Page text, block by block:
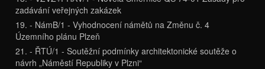
zadávání veřejných zakázek
19. - NámB/1 - Vyhodnocení námětů na Změnu č. 4
Územního plánu Plzeň
21. - ŘTÚ/1 - Soutěžní podmínky architektonické soutěže o
návrh „Náměstí Republiky v Plzni“